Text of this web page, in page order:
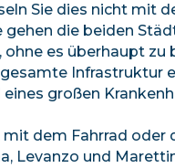
Sie dies nicht mit
die beiden
es überhaupt zu
Infrastruktur
großen
mit dem Fahrrad oder
Levanzo und